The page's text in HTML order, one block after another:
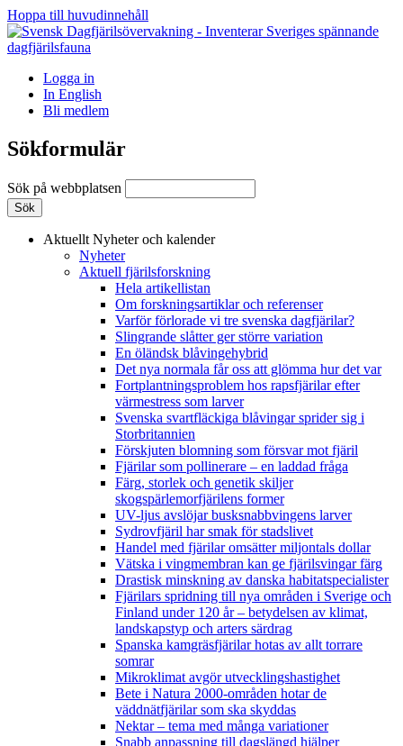
Hoppa till huvudinnehåll
Logga in
In English
Bli medlem
Sökformulär
Sök på webbplatsen
Aktuellt Nyheter och kalender
Nyheter
Aktuell fjärilsforskning
Hela artikellistan
Om forskningsartiklar och referenser
Varför förlorade vi tre svenska dagfjärilar?
Slingrande slåtter ger större variation
En öländsk blåvingehybrid
Det nya normala får oss att glömma hur det var
Fortplantningsproblem hos rapsfjärilar efter
värmestress som larver
Svenska svartfläckiga blåvingar sprider sig i
Storbritannien
Förskjuten blomning som försvar mot fjäril
Fjärilar som pollinerare – en laddad fråga
Färg, storlek och genetik skiljer
skogspärlemorfjärilens former
UV-ljus avslöjar busksnabbvingens larver
Sydrovfjäril har smak för stadslivet
Handel med fjärilar omsätter miljontals dollar
Vätska i vingmembran kan ge fjärilsvingar färg
Drastisk minskning av danska habitatspecialister
Fjärilars spridning till nya områden i Sverige och
Finland under 120 år– betydelsen av klimat,
landskapstyp och arters särdrag
Spanska kamgräsfjärilar hotas av allt torrare
somrar
Mikroklimat avgör utvecklingshastighet
Bete i Natura 2000-områden hotar de
väddnätfjärilar som ska skyddas
Nektar – tema med många variationer
Snabb anpassning till dagslängd hjälper